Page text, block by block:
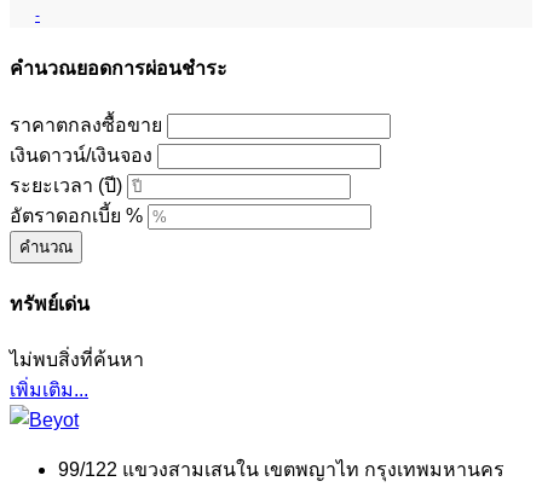
-
คำนวณยอดการผ่อนชำระ
ราคาตกลงซื้อขาย
เงินดาวน์/เงินจอง
ระยะเวลา (ปี)
อัตราดอกเบี้ย %
คำนวณ
ทรัพย์เด่น
ไม่พบสิ่งที่ค้นหา
เพิ่มเติม...
99/122 แขวงสามเสนใน เขตพญาไท กรุงเทพมหานคร